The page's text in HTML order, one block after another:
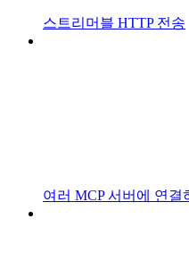
스트리머블 HTTP 전송
여러 MCP 서버에 연결